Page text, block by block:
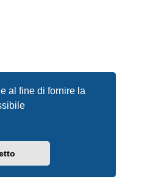
al fine di fornire la